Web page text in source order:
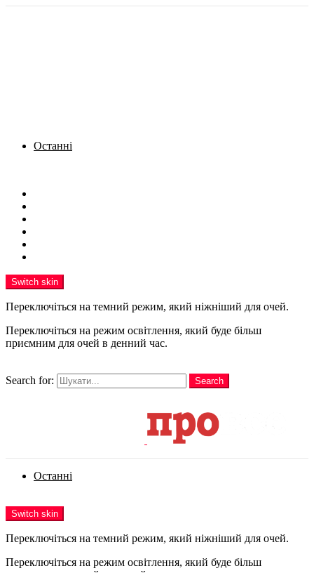
Останні
Switch skin
Переключіться на темний режим, який ніжніший для очей.
Переключіться на режим освітлення, який буде більш
приємним для очей в денний час.
Search for:
Search
Останні
Switch skin
Переключіться на темний режим, який ніжніший для очей.
Переключіться на режим освітлення, який буде більш